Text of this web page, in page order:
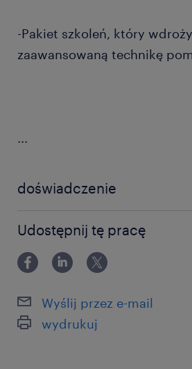
-Pakiet szkoleń, który
zaawansowaną technikę
...
doświadczenie
Udostępnij tę pracę
Wyślij przez e-mail
wydrukuj